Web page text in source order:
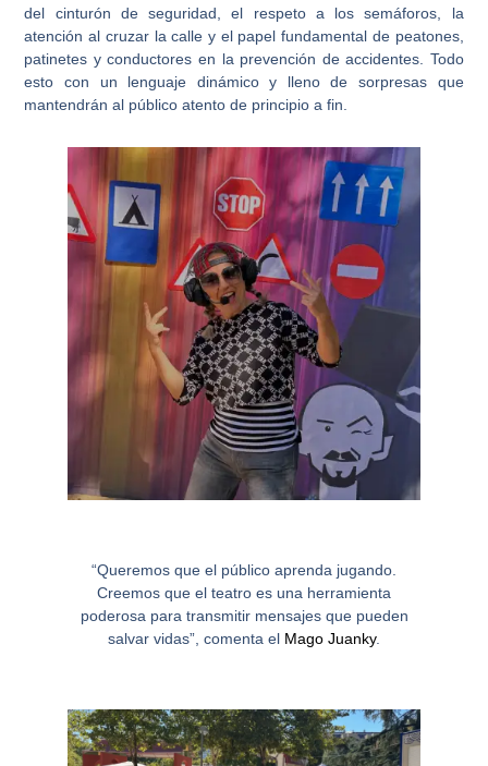
del cinturón de seguridad, el respeto a los semáforos, la
atención al cruzar la calle y el papel fundamental de peatones,
patinetes y conductores en la prevención de accidentes. Todo
esto con un lenguaje dinámico y lleno de sorpresas que
mantendrán al público atento de principio a fin.
“Queremos que el público aprenda jugando.
Creemos que el teatro es una herramienta
poderosa para transmitir mensajes que pueden
salvar vidas”, comenta el Mago Juanky.